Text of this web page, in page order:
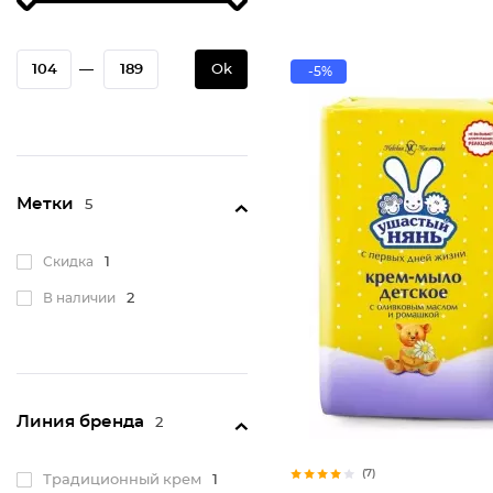
— Ok
Метки 5
Скидка 1
В наличии 2
Линия бренда 2
Традиционный крем 1
-5%
(7)